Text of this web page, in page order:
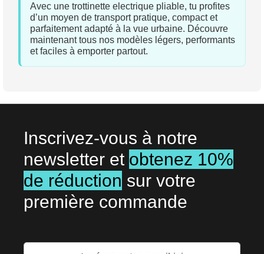
Avec une trottinette electrique pliable, tu profites
d’un moyen de transport pratique, compact et
parfaitement adapté à la vue urbaine. Découvre
maintenant tous nos modèles légers, performants
et faciles à emporter partout.
Inscrivez-vous à notre
newsletter et obtenez 10%
de réduction sur votre
première commande